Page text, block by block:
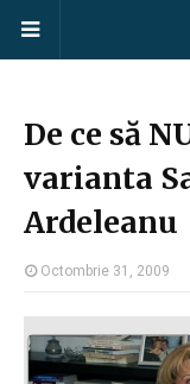
De ce să
varianta
Ardeleanu
Octombrie 31, 2009